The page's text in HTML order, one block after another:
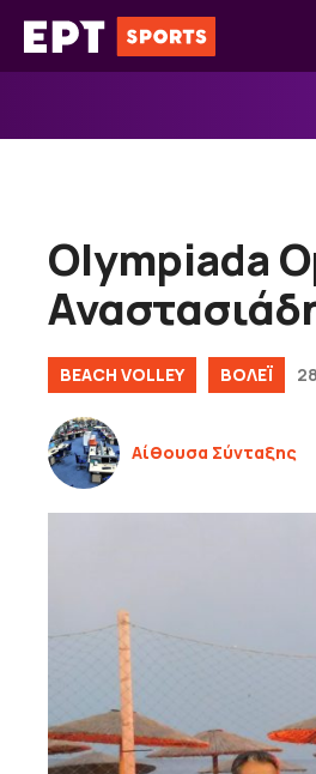
Μετάβαση
σε
Olympiada
BEACH VOLLEY ΒOΛΕΪ
Αίθουσα Σύνταξης